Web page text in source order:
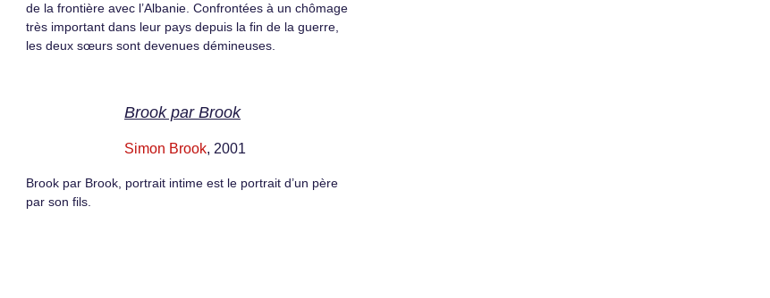
de la frontière avec l’Albanie. Confrontées à un chômage
très important dans leur pays depuis la fin de la guerre,
les deux sœurs sont devenues démineuses.
Brook par Brook
Simon Brook, 2001
Brook par Brook, portrait intime est le portrait d’un père
par son fils.